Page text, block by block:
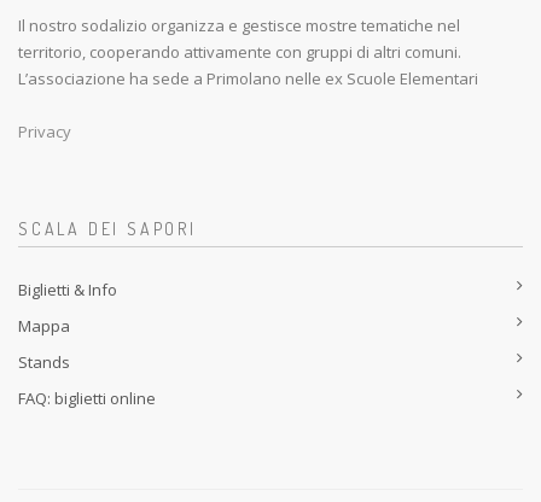
Il nostro sodalizio organizza e gestisce mostre tematiche nel
territorio, cooperando attivamente con gruppi di altri comuni.
L’associazione ha sede a Primolano nelle ex Scuole Elementari
Privacy
SCALA DEI SAPORI
Biglietti & Info
Mappa
Stands
FAQ: biglietti online